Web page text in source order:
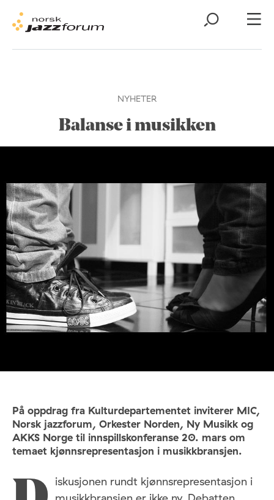
NYHETER
Balanse i musikken
På oppdrag fra Kulturdepartementet inviterer MIC,
Norsk jazzforum, Orkester Norden, Ny Musikk og
AKKS Norge til innspillskonferanse 20. mars om
temaet kjønnsrepresentasjon i musikkbransjen.
iskusjonen rundt kjønnsrepresentasjon i